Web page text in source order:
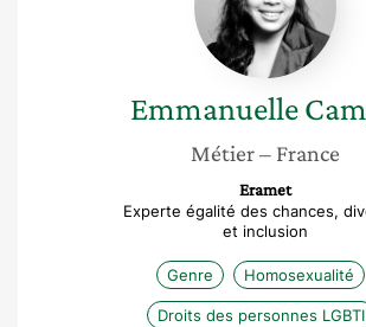
Emmanuelle
Métier– France
Eramet
Experte égalité des chances,
et inclusion
Genre Homosexualité
Droits des personnes LGBTI